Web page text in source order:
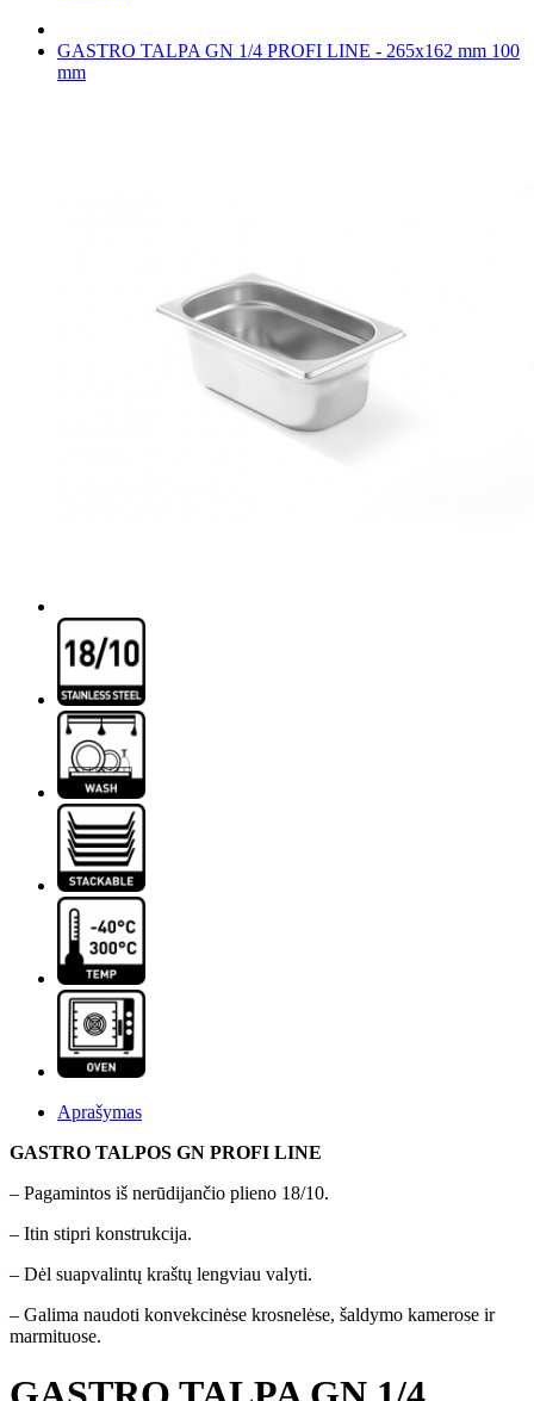
GASTRO TALPA GN 1/4 PROFI LINE - 265x162 mm 100
mm
Aprašymas
GASTRO TALPOS GN PROFI LINE
– Pagamintos iš nerūdijančio plieno 18/10.
– Itin stipri konstrukcija.
– Dėl suapvalintų kraštų lengviau valyti.
– Galima naudoti konvekcinėse krosnelėse, šaldymo kamerose ir
marmituose.